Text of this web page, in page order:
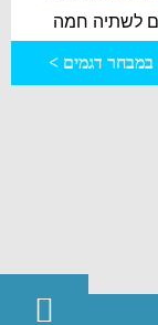
לשתיה חמה
במבחר דגמים >